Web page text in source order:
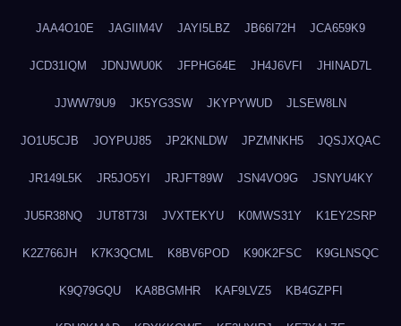
JAA4O10E JAGIIM4V JAYI5LBZ JB66I72H JCA659K9
JCD31IQM JDNJWU0K JFPHG64E JH4J6VFI JHINAD7L
JJWW79U9 JK5YG3SW JKYPYWUD JLSEW8LN
JO1U5CJB JOYPUJ85 JP2KNLDW JPZMNKH5 JQSJXQAC
JR149L5K JR5JO5YI JRJFT89W JSN4VO9G JSNYU4KY
JU5R38NQ JUT8T73I JVXTEKYU K0MWS31Y K1EY2SRP
K2Z766JH K7K3QCML K8BV6POD K90K2FSC K9GLNSQC
K9Q79GQU KA8BGMHR KAF9LVZ5 KB4GZPFI